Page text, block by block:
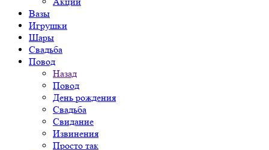
Вазы
Игрушки
Шары
Свадьба
Повод
Назад
Повод
День рождения
Свадьба
Свидание
Извинения
Просто так